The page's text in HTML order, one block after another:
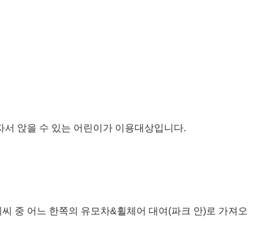
앉을 수 있는 어린이가 이용대상입니다.
중 어느 한쪽의 유모차&휠체어 대여(파크 안)로 가져오